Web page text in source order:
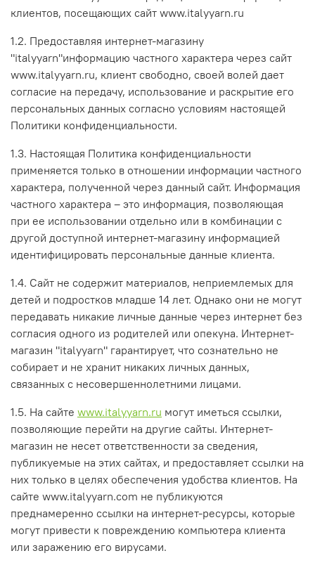
клиентов, посещающих сайт www.italyyarn.ru
1.2. Предоставляя интернет-магазину
"italyyarn"информацию частного характера через сайт
www.italyyarn.ru, клиент свободно, своей волей дает
согласие на передачу, использование и раскрытие его
персональных данных согласно условиям настоящей
Политики конфиденциальности.
1.3. Настоящая Политика конфиденциальности
применяется только в отношении информации частного
характера, полученной через данный сайт. Информация
частного характера – это информация, позволяющая
при ее использовании отдельно или в комбинации с
другой доступной интернет-магазину информацией
идентифицировать персональные данные клиента.
1.4. Сайт не содержит материалов, неприемлемых для
детей и подростков младше 14 лет. Однако они не могут
передавать никакие личные данные через интернет без
согласия одного из родителей или опекуна. Интернет-
магазин "italyyarn" гарантирует, что сознательно не
собирает и не хранит никаких личных данных,
связанных с несовершеннолетними лицами.
1.5. На сайте www.italyyarn.ru могут иметься ссылки,
позволяющие перейти на другие сайты. Интернет-
магазин не несет ответственности за сведения,
публикуемые на этих сайтах, и предоставляет ссылки на
них только в целях обеспечения удобства клиентов. На
сайте www.italyyarn.com не публикуются
преднамеренно ссылки на интернет-ресурсы, которые
могут привести к повреждению компьютера клиента
или заражению его вирусами.